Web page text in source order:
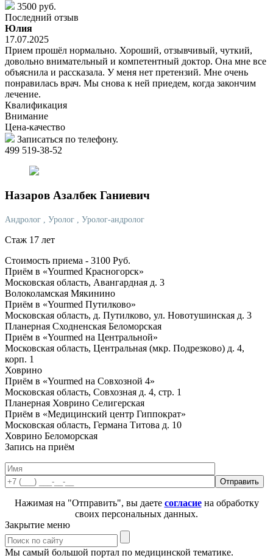
3500 руб.
Последний отзыв
Юлия
17.07.2025
Прием прошёл нормально. Хороший, отзывчивый, чуткий,
довольно внимательный и компетентный доктор. Она мне все
объяснила и рассказала. У меня нет претензий. Мне очень
понравилась врач. Мы снова к ней приедем, когда закончим
лечение.
Квалификация
Внимание
Цена-качество
Записаться по телефону.
499 519-38-52
Назаров Азалбек Ганиевич
Андролог , Уролог , Уролог-андролог
Стаж 17 лет
Стоимость приема - 3100 Руб.
Приём в «Yourmed Красногорск»
Московская область, Авангардная д. 3
Волоколамская Мякинино
Приём в «Yourmed Путилково»
Московская область, д. Путилково, ул. Новотушинская д. 3
Планерная Сходненская Беломорская
Приём в «Yourmed на Центральной»
Московская область, Центральная (мкр. Подрезково) д. 4,
корп. 1
Ховрино
Приём в «Yourmed на Совхозной 4»
Московская область, Совхозная д. 4, стр. 1
Планерная Ховрино Селигерская
Приём в «Медицинский центр Гиппократ»
Московская область, Германа Титова д. 10
Ховрино Беломорская
Запись на приём
Нажимая на "Отправить", вы даете согласиена обработку
своих персональных данных.
Закрытие меню
Мы самый большой портал по медицинской тематике.